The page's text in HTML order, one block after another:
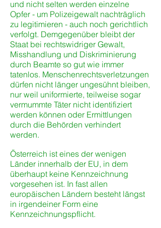
und nicht selten werden einzelne
Opfer - um Polizeigewalt nachträglich
zu legitimieren - auch noch gerichtlich
verfolgt. Demgegenüber bleibt der
Staat bei rechtswidriger Gewalt,
Misshandlung und Diskriminierung
durch Beamte so gut wie immer
tatenlos. Menschenrechtsverletzungen
dürfen nicht länger ungesühnt bleiben,
nur weil uniformierte, teilweise sogar
vermummte Täter nicht identifiziert
werden können oder Ermittlungen
durch die Behörden verhindert
werden.
Österreich ist eines der wenigen
Länder innerhalb der EU, in dem
überhaupt keine Kennzeichnung
vorgesehen ist. In fast allen
europäischen Ländern besteht längst
in irgendeiner Form eine
Kennzeichnungspflicht.